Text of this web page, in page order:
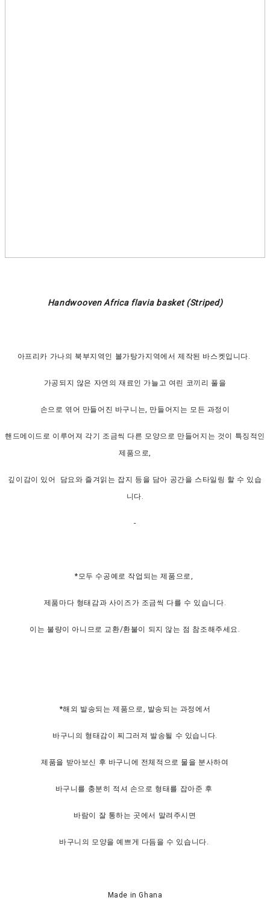
Handwooven Africa flavia basket (Striped)
아프리카 가나의 북부지역인 볼가탕가지역에서 제작된 바스켓입니다.
가공되지 않은 자연의 재료인 가늘고 여린 코끼리 풀을
손으로 엮어 만들어진 바구니는, 만들어지는 모든 과정이
핸드메이드로 이루어져 각기 조금씩 다른 모양으로 만들어지는 것이 특징적인
제품으로,
깊이감이 있어 담요와 즐겨읽는 잡지 등을 담아 공간을 스타일링 할 수 있습
니다.
-
*모두 수공예로 작업되는 제품으로,
제품마다 형태감과 사이즈가 조금씩 다를 수 있습니다.
이는 불량이 아니므로 교환/환불이 되지 않는 점 참조해주세요.
*해외 발송되는 제품으로, 발송되는 과정에서
바구니의 형태감이 찌그러져 발송될 수 있습니다.
제품을 받아보신 후 바구니에 전체적으로 물을 분사하여
바구니를 충분히 적셔 손으로 형태를 잡아준 후
바람이 잘 통하는 곳에서 말려주시면
바구니의 모양을 예쁘게 다듬을 수 있습니다.
Made in Ghana